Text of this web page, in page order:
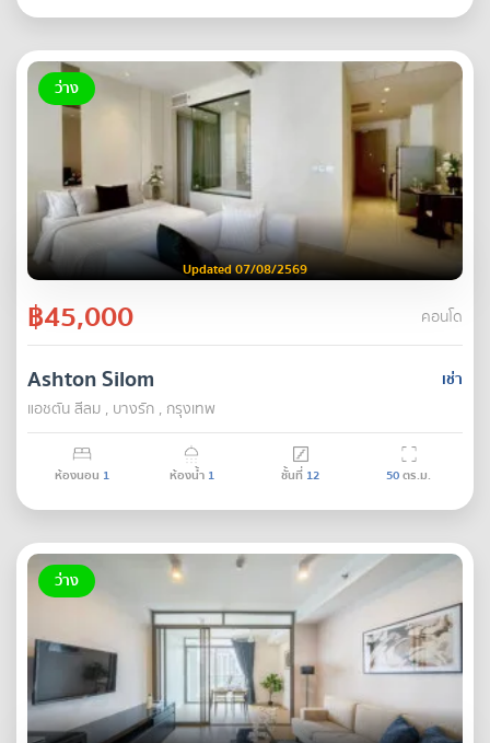
ว่าง
Updated 07/08/2569
฿45,000 คอนโด
เช่า
Ashton Silom
แอชตัน สีลม , บางรัก , กรุงเทพ
ห้องนอน 1 ห้องน้ำ 1 ชั้นที่ 12 50ตร.ม.
ว่าง